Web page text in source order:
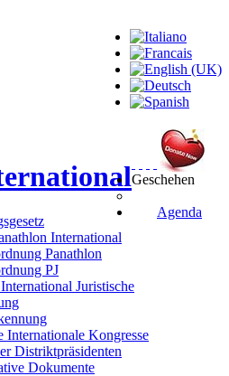
International
Panathlon
PJ
Juristische
Internationale Kongresse
Distriktpräsidenten
Dokumente
Geschehen
Agenda